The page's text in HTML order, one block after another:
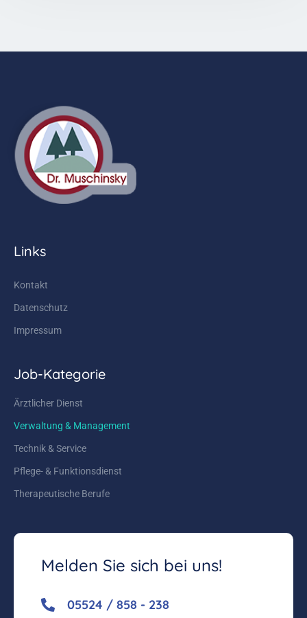
Links
Kontakt
Datenschutz
Impressum
Job-Kategorie
Ärztlicher Dienst
Verwaltung & Management
Technik & Service
Pflege- & Funktionsdienst
Therapeutische Berufe
Melden Sie sich bei uns!
05524 / 858 - 238